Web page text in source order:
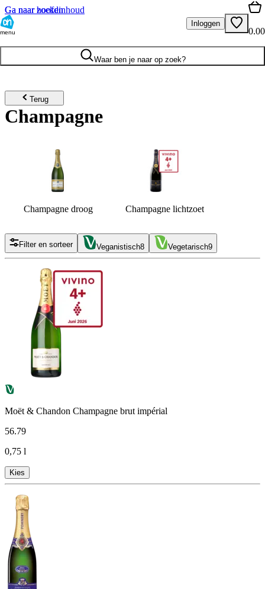
Ga naar hoofdinhoud
Ga naar zoeken
menu
Inloggen
0.00
Waar ben je naar op zoek?
Terug
Champagne
Champagne droog Champagne lichtzoet
Filter en sorteer Veganistisch8 Vegetarisch9
Moët & Chandon Champagne brut impérial
56.79
0,75 l
Kies